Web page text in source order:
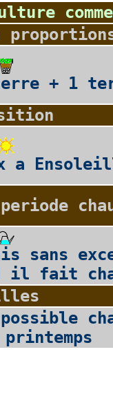
+ 1
a
sans
il fait